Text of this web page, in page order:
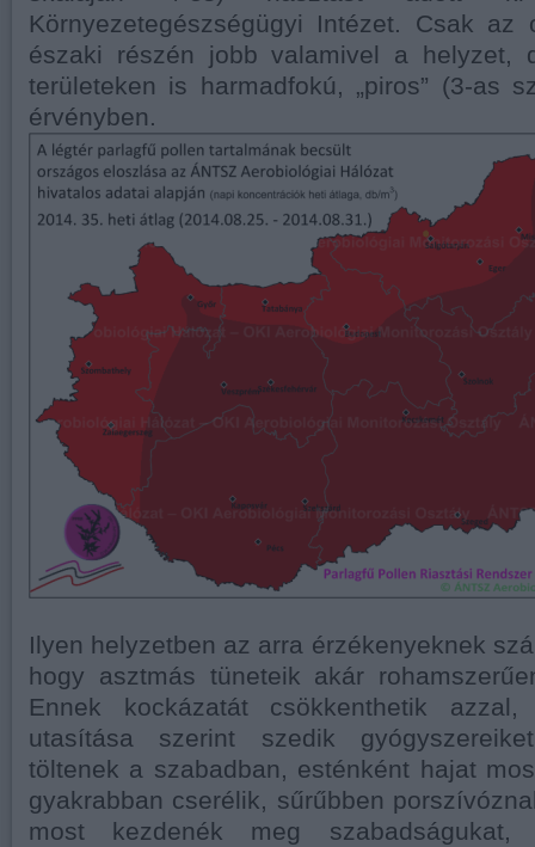
Környezetegészségügyi Intézet. Csak az
északi részén jobb valamivel a helyzet,
területeken is harmadfokú, „piros” (3-as
érvényben.
Ilyen helyzetben az arra érzékenyeknek
hogy asztmás tüneteik akár
Ennek kockázatát csökkenthetik
utasítása szerint szedik
töltenek a szabadban, esténként hajat
gyakrabban cserélik, sűrűbben
most kezdenék meg szabadságukat,